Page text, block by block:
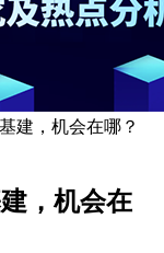
建，机会在哪？
，机会在